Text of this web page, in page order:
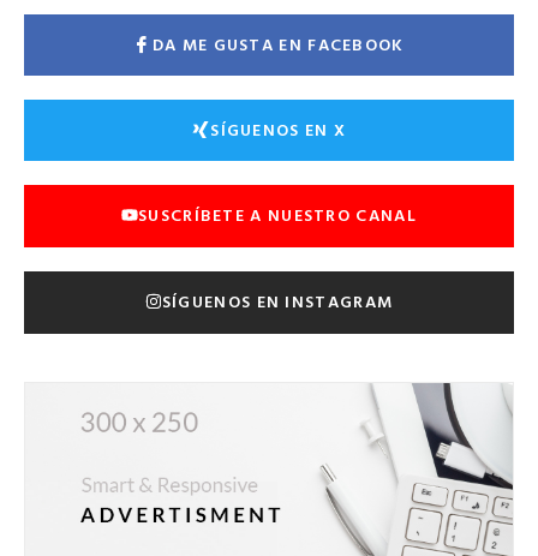
DA ME GUSTA EN FACEBOOK
SÍGUENOS EN X
SUSCRÍBETE A NUESTRO CANAL
SÍGUENOS EN INSTAGRAM